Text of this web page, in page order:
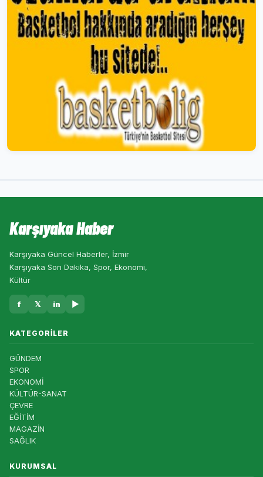
Karşıyaka Haber
Karşıyaka Güncel Haberler, İzmir
Karşıyaka Son Dakika, Spor, Ekonomi,
Kültür
f 𝕏 in ▶
KATEGORILER
GÜNDEM
SPOR
EKONOMİ
KÜLTÜR-SANAT
ÇEVRE
EĞİTİM
MAGAZİN
SAĞLIK
KURUMSAL